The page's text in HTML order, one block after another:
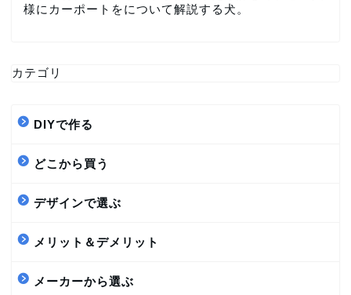
様にカーポートをについて解説する犬。
カテゴリ
DIYで作る
どこから買う
デザインで選ぶ
メリット＆デメリット
メーカーから選ぶ